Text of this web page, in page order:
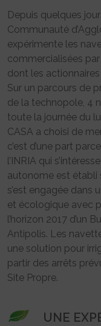
Depuis quelques
Communauté
expérimente les
commercialisées
dont les
Sur un parcours de
de la technopole, 4
toute la journée du
CASA a choisi de
c’est d’une part
l’INRIA qui
autonome est établi
s’est engagée dans
et écologique avec
l’horizon 2017 d’un
Antipolis. Les
une solution pour
partir des arrêts
Site Propre.
UNE